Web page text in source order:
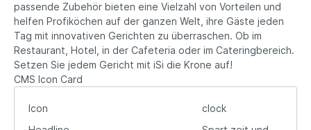
passende Zubehör bieten eine Vielzahl von Vorteilen und
helfen Profiköchen auf der ganzen Welt, ihre Gäste jeden
Tag mit innovativen Gerichten zu überraschen. Ob im
Restaurant, Hotel, in der Cafeteria oder im Cateringbereich.
Setzen Sie jedem Gericht mit iSi die Krone auf!
CMS Icon Card
Icon
clock